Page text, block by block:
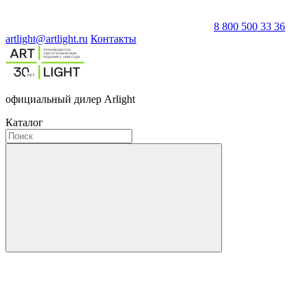
8 800 500 33 36
artlight@artlight.ru Контакты
официальный дилер Arlight
Каталог